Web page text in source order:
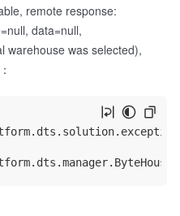
remote response:
data=null,
warehouse was selected),